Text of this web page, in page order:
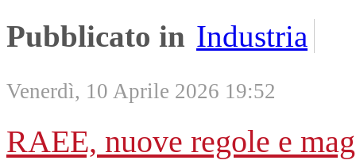
Pubblicato in Industria
Venerdì, 10 Aprile 2026 19:52
RAEE, nuove regole e